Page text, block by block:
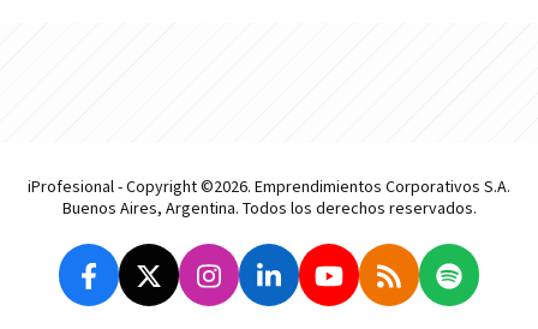
iProfesional - Copyright ©2026. Emprendimientos Corporativos S.A.
Buenos Aires, Argentina. Todos los derechos reservados.